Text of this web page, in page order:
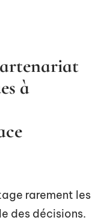
à
rarement les
des décisions.